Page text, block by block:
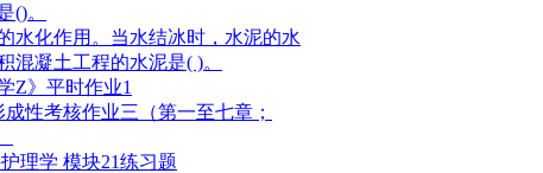
()。
水化作用。当水结冰时，水泥的水
混凝土工程的水泥是( )。
Z》平时作业1
性考核作业三（第一至七章；
理学 模块21练习题